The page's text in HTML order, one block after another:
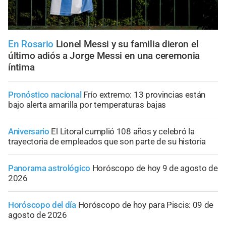
En Rosario Lionel Messi y su familia dieron el
último adiós a Jorge Messi en una ceremonia
íntima
Pronóstico nacional Frío extremo: 13 provincias están
bajo alerta amarilla por temperaturas bajas
Aniversario El Litoral cumplió 108 años y celebró la
trayectoria de empleados que son parte de su historia
Panorama astrológico Horóscopo de hoy 9 de agosto de
2026
Horóscopo del día Horóscopo de hoy para Piscis: 09 de
agosto de 2026